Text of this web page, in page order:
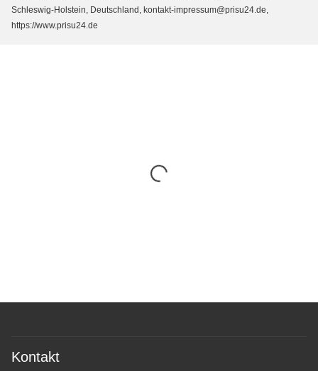
Schleswig-Holstein, Deutschland, kontakt-impressum@prisu24.de,
https://www.prisu24.de
Kontakt